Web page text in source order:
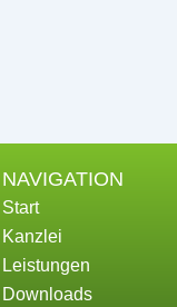
NAVIGATION
Start
Kanzlei
Leistungen
Downloads